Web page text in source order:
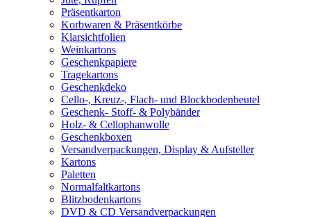
Präsentkarton
Korbwaren & Präsentkörbe
Klarsichtfolien
Weinkartons
Geschenkpapiere
Tragekartons
Geschenkdeko
Cello-, Kreuz-, Flach- und Blockbodenbeutel
Geschenk- Stoff- & Polybänder
Holz- & Cellophanwolle
Geschenkboxen
Versandverpackungen, Display & Aufsteller
Kartons
Paletten
Normalfaltkartons
Blitzbodenkartons
DVD & CD Versandverpackungen